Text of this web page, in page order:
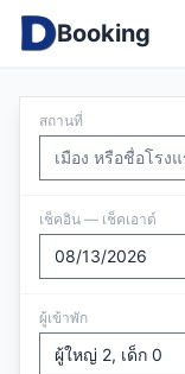
Booking
สถานที่
เช็คอิน — เช็คเอาต์
ผู้เข้าพัก